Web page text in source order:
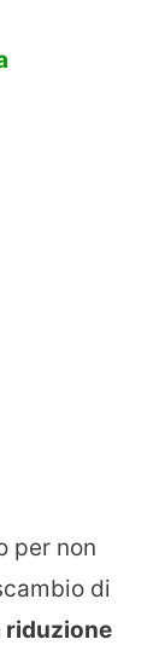
per non
di
riduzione